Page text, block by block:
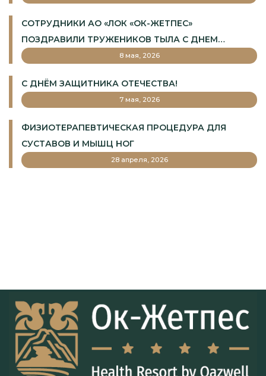
СОТРУДНИКИ АО «ЛОК «ОК-ЖЕТПЕС»
ПОЗДРАВИЛИ ТРУЖЕНИКОВ ТЫЛА С ДНЕМ
ПОБЕДЫ
8 мая, 2026
С ДНЁМ ЗАЩИТНИКА ОТЕЧЕСТВА!
7 мая, 2026
ФИЗИОТЕРАПЕВТИЧЕСКАЯ ПРОЦЕДУРА ДЛЯ
СУСТАВОВ И МЫШЦ НОГ
28 апреля, 2026